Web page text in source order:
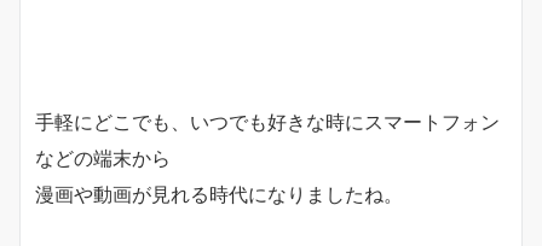
手軽にどこでも、いつでも好きな時にスマートフォン
などの端末から
漫画や動画が見れる時代になりましたね。